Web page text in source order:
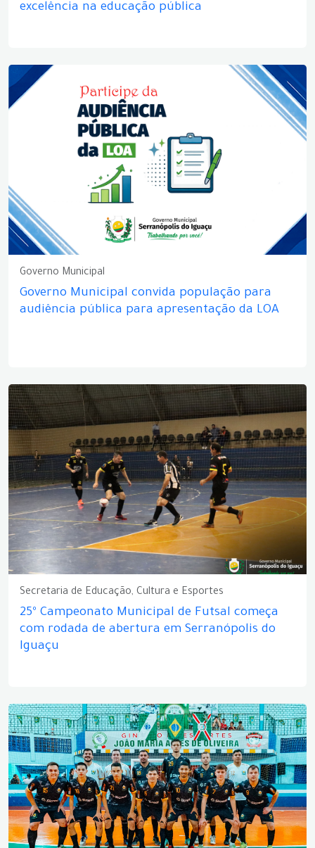
excelência na educação pública
Governo Municipal
Governo Municipal convida população para
audiência pública para apresentação da LOA
Secretaria de Educação, Cultura e Esportes
25º Campeonato Municipal de Futsal começa
com rodada de abertura em Serranópolis do
Iguaçu